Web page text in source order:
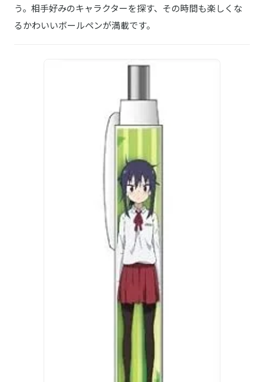
う。相手好みのキャラクターを探す、その時間も楽しくな
るかわいいボールペンが満載です。